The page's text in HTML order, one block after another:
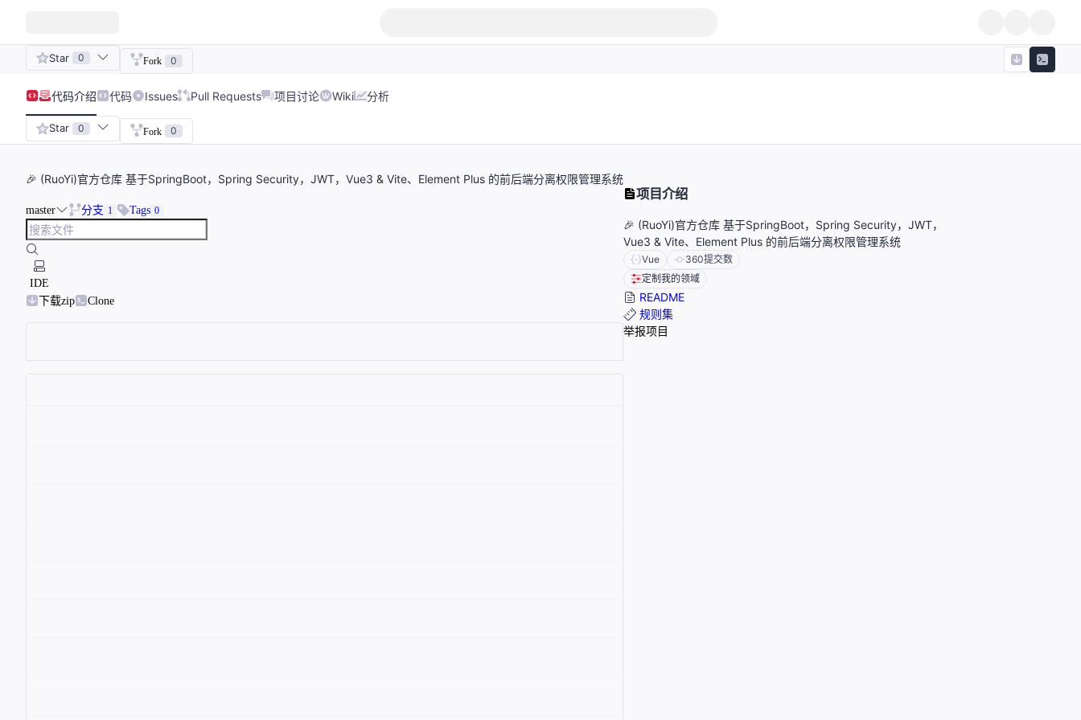
Star 0 Fork 0
代码介绍 代码 Issues Pull Requests 项目讨论 Wiki 分析
Star 0 Fork 0
🎉 (RuoYi)官方仓库 基于SpringBoot，Spring Security，JWT，Vue3 & Vite、Element Plus 的前后端分离权限管理系统
master 分支 1 Tags 0
IDE
下载zip
Clone
项目介绍
🎉 (RuoYi)官方仓库 基于SpringBoot，Spring Security，JWT，
Vue3 & Vite、Element Plus 的前后端分离权限管理系统
Vue 360提交数
定制我的领域
README
规则集
举报项目